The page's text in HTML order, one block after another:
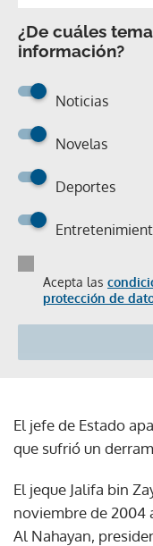
¿De cuáles
información?
Noticias
Novelas
Deportes
Acepta las
protección de
El jefe de Estado
que sufrió un
El jeque Jalifa bin
noviembre de 2004
Al Nahayan,